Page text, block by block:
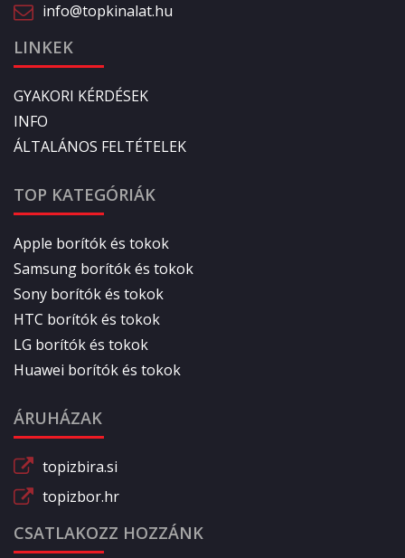
info@topkinalat.hu
LINKEK
GYAKORI KÉRDÉSEK
INFO
ÁLTALÁNOS FELTÉTELEK
TOP KATEGÓRIÁK
Apple borítók és tokok
Samsung borítók és tokok
Sony borítók és tokok
HTC borítók és tokok
LG borítók és tokok
Huawei borítók és tokok
ÁRUHÁZAK
topizbira.si
topizbor.hr
CSATLAKOZZ HOZZÁNK